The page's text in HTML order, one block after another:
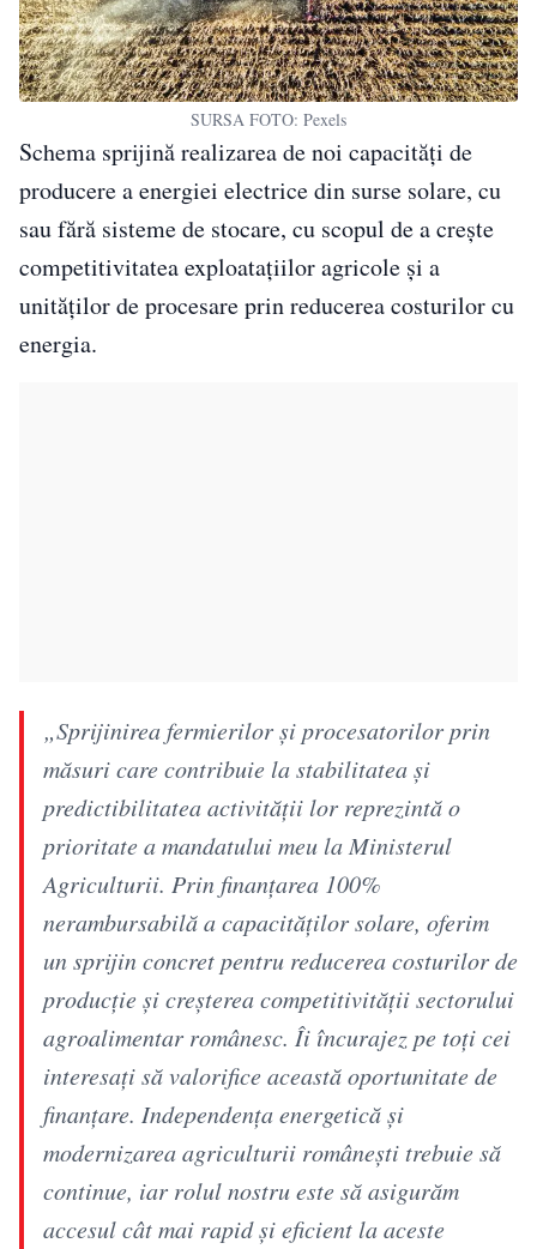
SURSA FOTO: Pexels
Schema sprijină realizarea de noi capacități de
producere a energiei electrice din surse solare, cu
sau fără sisteme de stocare, cu scopul de a crește
competitivitatea exploatațiilor agricole și a
unităților de procesare prin reducerea costurilor cu
energia.
„Sprijinirea fermierilor și procesatorilor prin
măsuri care contribuie la stabilitatea și
predictibilitatea activității lor reprezintă o
prioritate a mandatului meu la Ministerul
Agriculturii. Prin finanțarea 100%
nerambursabilă a capacităților solare, oferim
un sprijin concret pentru reducerea costurilor de
producție și creșterea competitivității sectorului
agroalimentar românesc. Îi încurajez pe toți cei
interesați să valorifice această oportunitate de
finanțare. Independența energetică și
modernizarea agriculturii românești trebuie să
continue, iar rolul nostru este să asigurăm
accesul cât mai rapid și eficient la aceste